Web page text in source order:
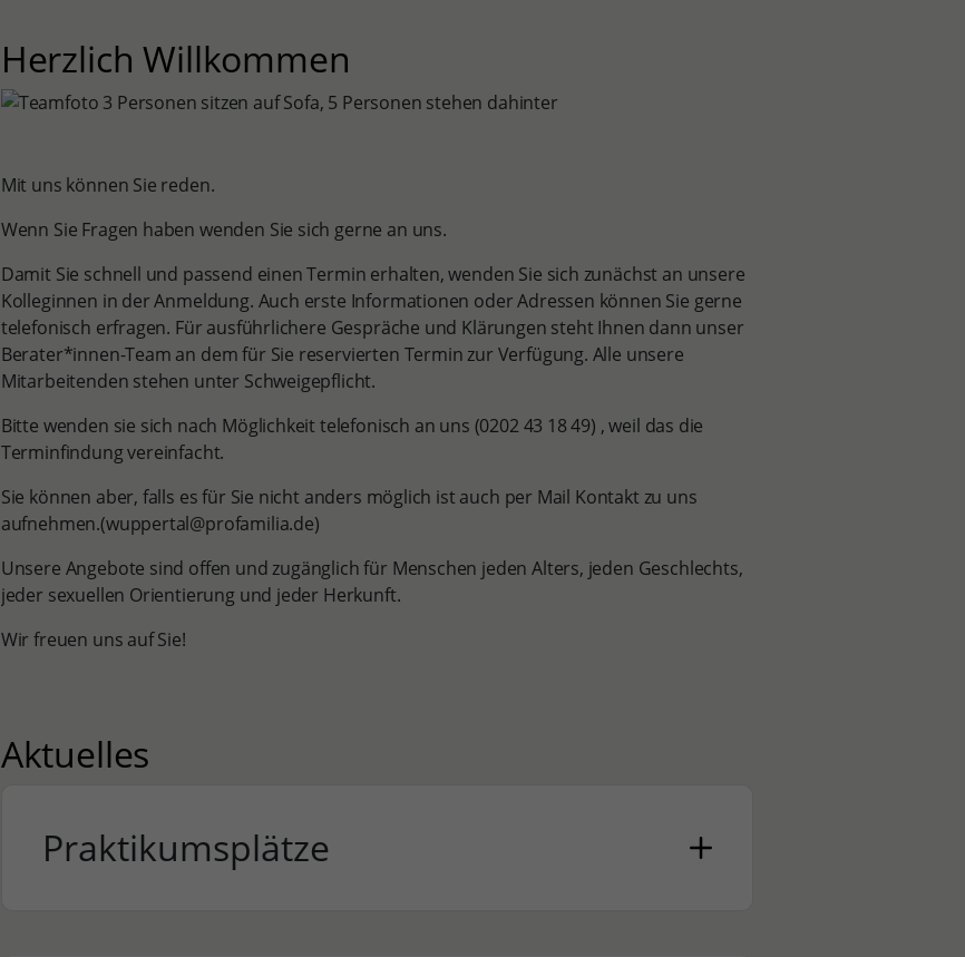
Herzlich Willkommen
Mit uns können Sie reden.
Wenn Sie Fragen haben wenden Sie sich gerne an uns.
Damit Sie schnell und passend einen Termin erhalten, wenden Sie sich zunächst an unsere
Kolleginnen in der Anmeldung. Auch erste Informationen oder Adressen können Sie gerne
telefonisch erfragen. Für ausführlichere Gespräche und Klärungen steht Ihnen dann unser
Berater*innen-Team an dem für Sie reservierten Termin zur Verfügung. Alle unsere
Mitarbeitenden stehen unter Schweigepflicht.
Bitte wenden sie sich nach Möglichkeit telefonisch an uns (0202 43 18 49) , weil das die
Terminfindung vereinfacht.
Sie können aber, falls es für Sie nicht anders möglich ist auch per Mail Kontakt zu uns
aufnehmen.(wuppertal@profamilia.de)
Unsere Angebote sind offen und zugänglich für Menschen jeden Alters, jeden Geschlechts,
jeder sexuellen Orientierung und jeder Herkunft.
Wir freuen uns auf Sie!
Aktuelles
Praktikumsplätze